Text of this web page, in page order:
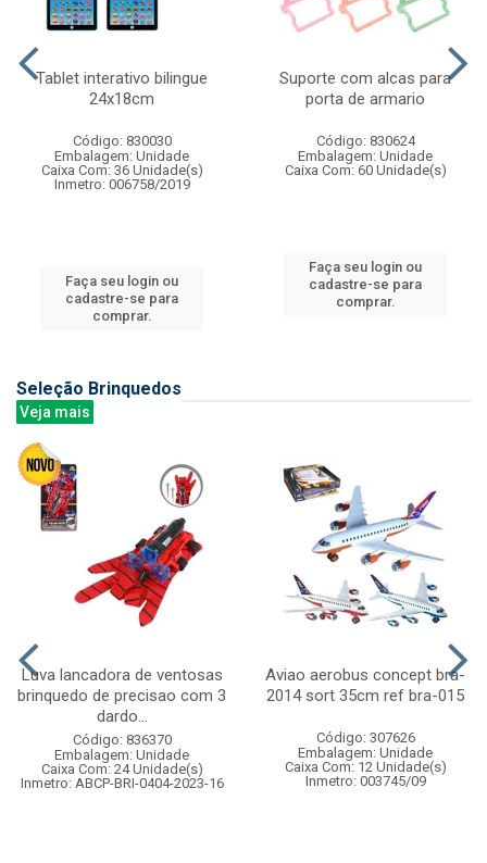
Tablet interativo bilingue
24x18cm
Código: 830030
Embalagem: Unidade
Caixa Com: 36 Unidade(s)
Inmetro: 006758/2019
Faça seu login ou
cadastre-se para
comprar.
Suporte com alcas para
porta de armario
Código: 830624
Embalagem: Unidade
Caixa Com: 60 Unidade(s)
Faça seu login ou
cadastre-se para
comprar.
Seleção Brinquedos
Veja mais
Luva lancadora de ventosas
brinquedo de precisao com 3
dardo...
Código: 836370
Embalagem: Unidade
Caixa Com: 24 Unidade(s)
Inmetro: ABCP-BRI-0404-2023-16
Aviao aerobus concept bra-
2014 sort 35cm ref bra-015
Código: 307626
Embalagem: Unidade
Caixa Com: 12 Unidade(s)
Inmetro: 003745/09